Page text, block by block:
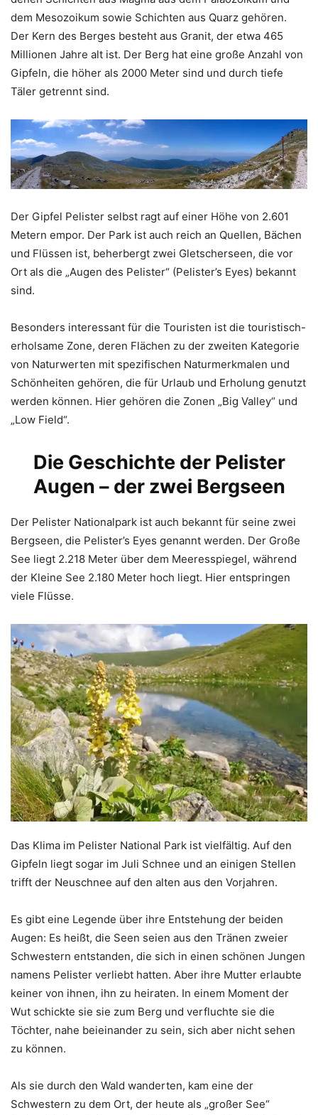
dem Mesozoikum sowie Schichten aus Quarz gehören.
Der Kern des Berges besteht aus Granit, der etwa 465
Millionen Jahre alt ist. Der Berg hat eine große Anzahl von
Gipfeln, die höher als 2000 Meter sind und durch tiefe
Täler getrennt sind.
Der Gipfel Pelister selbst ragt auf einer Höhe von 2.601
Metern empor. Der Park ist auch reich an Quellen, Bächen
und Flüssen ist, beherbergt zwei Gletscherseen, die vor
Ort als die „Augen des Pelister“ (Pelister’s Eyes) bekannt
sind.
Besonders interessant für die Touristen ist die touristisch-
erholsame Zone, deren Flächen zu der zweiten Kategorie
von Naturwerten mit spezifischen Naturmerkmalen und
Schönheiten gehören, die für Urlaub und Erholung genutzt
werden können. Hier gehören die Zonen „Big Valley“ und
„Low Field“.
Die Geschichte der Pelister
Augen – der zwei Bergseen
Der Pelister Nationalpark ist auch bekannt für seine zwei
Bergseen, die Pelister’s Eyes genannt werden. Der Große
See liegt 2.218 Meter über dem Meeresspiegel, während
der Kleine See 2.180 Meter hoch liegt. Hier entspringen
viele Flüsse.
Das Klima im Pelister National Park ist vielfältig. Auf den
Gipfeln liegt sogar im Juli Schnee und an einigen Stellen
trifft der Neuschnee auf den alten aus den Vorjahren.
Es gibt eine Legende über ihre Entstehung der beiden
Augen: Es heißt, die Seen seien aus den Tränen zweier
Schwestern entstanden, die sich in einen schönen Jungen
namens Pelister verliebt hatten. Aber ihre Mutter erlaubte
keiner von ihnen, ihn zu heiraten. In einem Moment der
Wut schickte sie sie zum Berg und verfluchte sie die
Töchter, nahe beieinander zu sein, sich aber nicht sehen
zu können.
Als sie durch den Wald wanderten, kam eine der
Schwestern zu dem Ort, der heute als „großer See“